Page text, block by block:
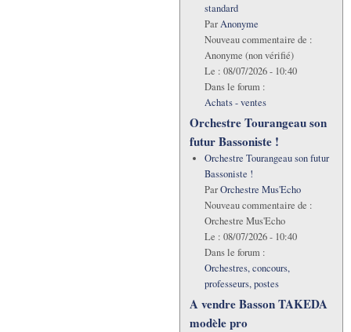
standard
ParAnonyme
Nouveau commentaire de :
Anonyme (non vérifié)
Le : 08/07/2026 - 10:40
Dans le forum :
Achats - ventes
Orchestre Tourangeau son
futur Bassoniste !
Orchestre Tourangeau son futur
Bassoniste !
ParOrchestre Mus'Echo
Nouveau commentaire de :
Orchestre Mus'Echo
Le : 08/07/2026 - 10:40
Dans le forum :
Orchestres, concours,
professeurs, postes
A vendre Basson TAKEDA
modèle pro